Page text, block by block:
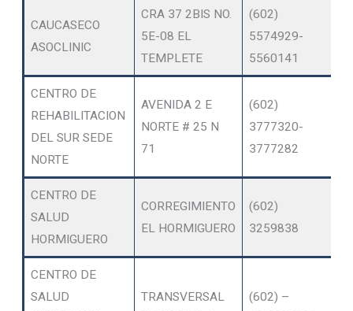
CAUCASECO
ASOCLINIC
CRA 37 2BIS NO.
5E-08 EL
TEMPLETE
(602)
5574929-
5560141
CENTRO DE
REHABILITACION
DEL SUR SEDE
NORTE
AVENIDA 2 E
NORTE # 25 N
71
(602)
3777320-
3777282
CENTRO DE
SALUD
HORMIGUERO
CORREGIMIENTO
EL HORMIGUERO
(602)
3259838
CENTRO DE
SALUD
TRANSVERSAL
(602) –